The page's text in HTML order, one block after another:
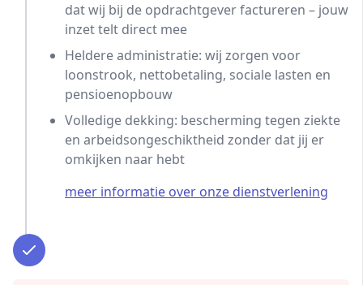
dat wij bij de opdrachtgever factureren – jouw
inzet telt direct mee
Heldere administratie: wij zorgen voor
loonstrook, nettobetaling, sociale lasten en
pensioenopbouw
Volledige dekking: bescherming tegen ziekte
en arbeidsongeschiktheid zonder dat jij er
omkijken naar hebt
meer informatie over onze dienstverlening